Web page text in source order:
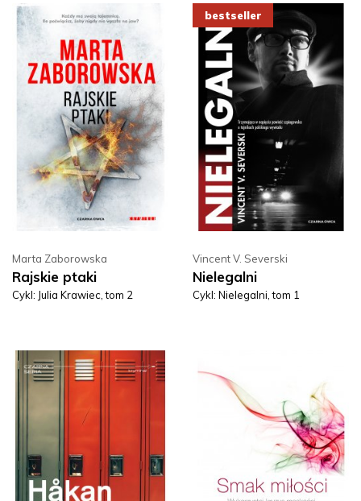
Marta Zaborowska
Rajskie ptaki
Cykl: Julia Krawiec, tom 2
Vincent V. Severski
Nielegalni
Cykl: Nielegalni, tom 1